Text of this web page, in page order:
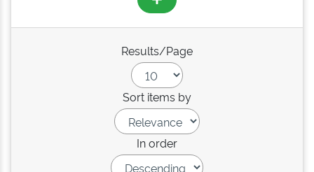
Results/Page
Sort items by
In order